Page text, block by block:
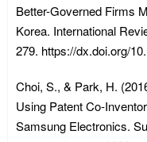
Better-Governed Firms
Korea. International
279. https://dx.doi.org/
Choi, S., & Park, H.
Using Patent Co-
Samsung Electronics.